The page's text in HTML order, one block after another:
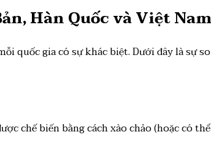
Hàn Quốc và Việt Nam
quốc gia có sự khác biệt. Dưới đây là sự
chế biến bằng cách xào chảo (hoặc có